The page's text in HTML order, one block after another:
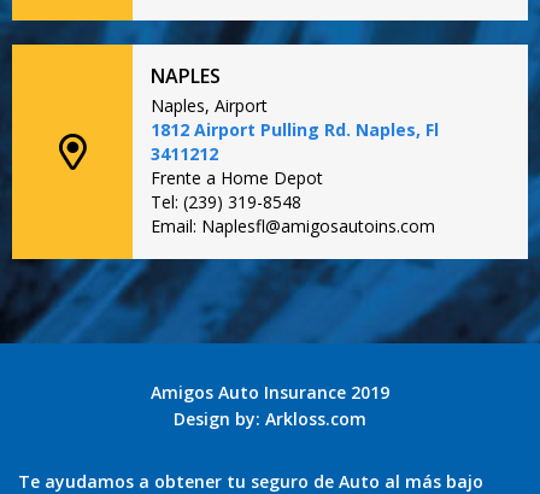
NAPLES
Naples, Airport
1812 Airport Pulling Rd. Naples, Fl
3411212
Frente a Home Depot
Tel: (239) 319-8548
Email: Naplesfl@amigosautoins.com
Amigos Auto Insurance 2019
Design by: Arkloss.com
Te ayudamos a obtener tu seguro de Auto al más bajo